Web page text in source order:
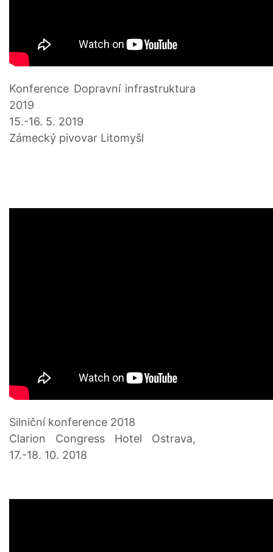
Konference Dopravní infrastruktura
2019
15.-16. 5. 2019
Zámecký pivovar Litomyšl
Silniční konference 2018
Clarion Congress Hotel Ostrava,
17.-18. 10. 2018